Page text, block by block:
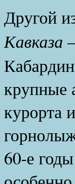
Другой
Кавказа
крупные
курорта
60-е